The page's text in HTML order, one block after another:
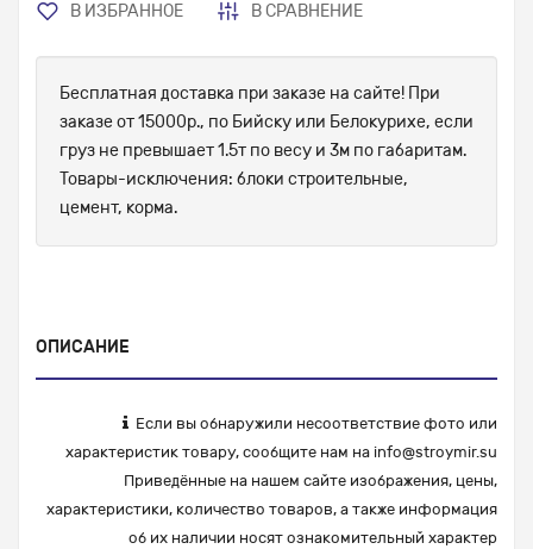
В ИЗБРАННОЕ В СРАВНЕНИЕ
Бесплатная доставка при заказе на сайте! При
заказе от 15000р., по Бийску или Белокурихе, если
груз не превышает 1.5т по весу и 3м по габаритам.
Товары-исключения: блоки строительные,
цемент, корма.
ОПИСАНИЕ
Если вы обнаружили несоответствие фото или
характеристик товару, сообщите нам на info@stroymir.su
Приведённые на нашем сайте изображения, цены,
характеристики, количество товаров, а также информация
об их наличии носят ознакомительный характер